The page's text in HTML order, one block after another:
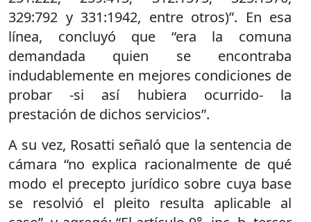
329:792 y 331:1942, entre otros)”. En esa
línea, concluyó que “era la comuna
demandada quien se encontraba
indudablemente en mejores condiciones de
probar -si así hubiera ocurrido- la
prestación de dichos servicios”.
A su vez, Rosatti señaló que la sentencia de
cámara “no explica racionalmente de qué
modo el precepto jurídico sobre cuya base
se resolvió el pleito resulta aplicable al